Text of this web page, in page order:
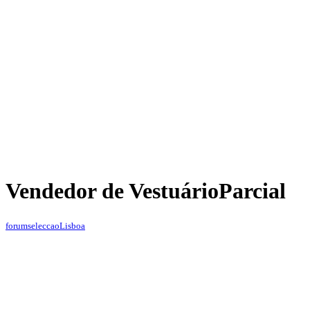
Vendedor de VestuárioParcial
forumseleccaoLisboa